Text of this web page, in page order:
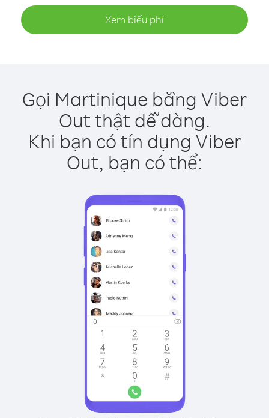
Xem biểu phí
Gọi Martinique bằng Viber
Out thật dễ dàng.
Khi bạn có tín dụng Viber
Out, bạn có thể: